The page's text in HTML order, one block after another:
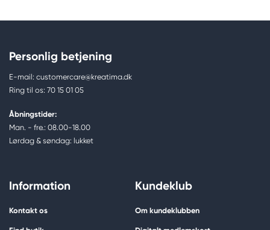
Personlig betjening
E-mail: customercare@kreatima.dk
Ring til os: 70 15 01 05
Åbningstider:
Man. - fre.: 08.00-18.00
Lørdag & søndag: lukket
Information
Kontakt os
Kundeklub
Om kundeklubben